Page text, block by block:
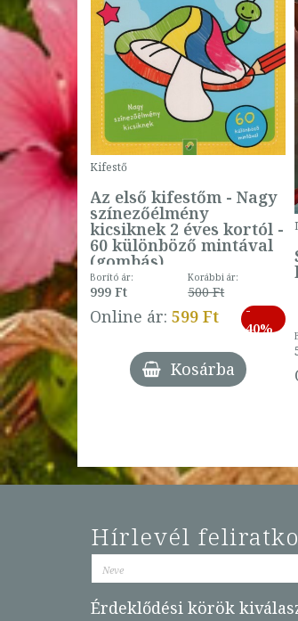
ár:
Ft
Ft
-
27%
Kifestő
Az első kifestőm - Nagy
színezőélmény
kicsiknek 2 éves kortól -
60 különböző mintával
(gombás)
Borító ár:
999 Ft
Korábbi ár:
500 Ft
Online ár: 599 Ft
-
40%
Kosárba
Hírlevél
Érdeklődési körök